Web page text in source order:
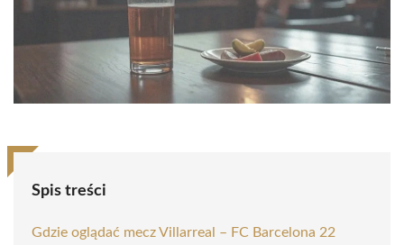
Spis treści
Gdzie oglądać mecz Villarreal – FC Barcelona 22